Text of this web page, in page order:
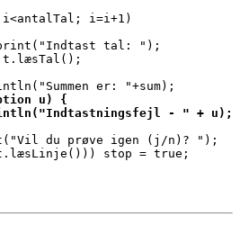
i=i+1)
tal: ");
u) {
- " + u);
du prøve igen (j/n)? ");
stop = true;